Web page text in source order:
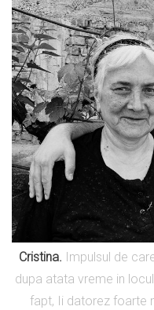
Cristina. Impulsul de
dupa atata vreme in
fapt, Ii datorez foarte